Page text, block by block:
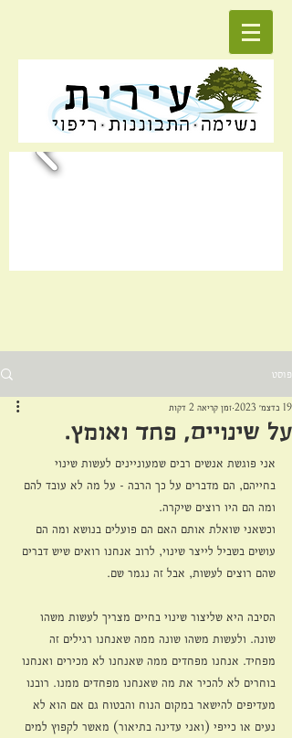
פוסט
על שינויים, פחד ואומץ.
19 בדצמ׳ 2023 זמן קריאה 2 דקות
אני פוגשת אנשים רבים שמעוניינים לעשות שינוי
בחייהם, הם מדברים על כך הרבה - על מה לא עובד להם
ומה הם היו רוצים שיקרה.
וכשאני שואלת אותם האם הם פועלים בנושא ומה הם
עושים בשביל לייצר שינוי, לרוב אנחנו רואים שיש דברים
שהם רוצים לעשות, אבל זה נגמר שם.
הסיבה היא שליצור שינוי בחיים מצריך לעשות משהו
שונה. ולעשות משהו שונה ממה שאנחנו רגילים זה
מפחיד. אנחנו מפחדים ממה שאנחנו לא מכירים ואנחנו
בוחרים לא להכיר את מה שאנחנו מפחדים ממנו. רובנו
מעדיפים להישאר במקום הנוח והבטוח גם אם הוא לא
נעים או כייפי (ואני עדינה בתיאור) מאשר לקפוץ למים